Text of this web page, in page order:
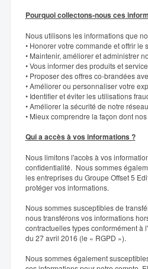
Pourquoi collectons-nous ces
Nous utilisons les informations que
• Honorer votre commande et offrir le
• Maintenir, améliorer et administrer
• Vous informer des produits et
• Proposer des offres co-brandées
• Améliorer ou personnaliser votre
• Identifier et éviter les utilisations
• Améliorer la sécurité de notre
• Mieux comprendre la façon dont
Qui a accès à vos informations ?
Nous limitons l'accès à vos
confidentialité. Nous sommes
les entreprises du Groupe Offset 5
protéger vos informations.
Nous sommes susceptibles de
nous transférons vos informations
contractuelles types conformément
du 27 avril 2016 (le « RGPD »).
Nous sommes également